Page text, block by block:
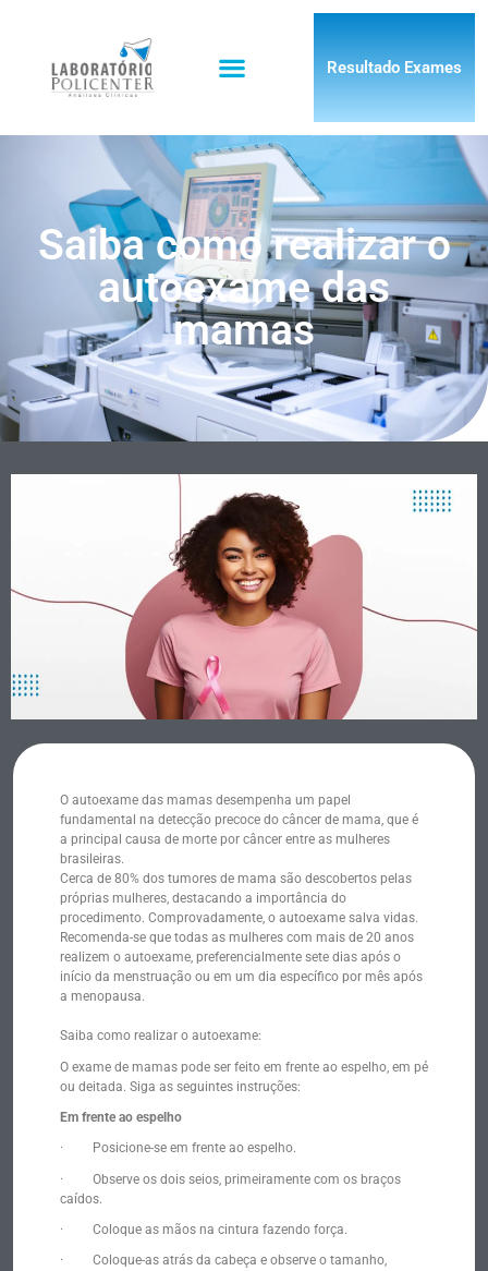
Resultado Exames
Saiba como realizar o
autoexame das
mamas
O autoexame das mamas desempenha um papel
fundamental na detecção precoce do câncer de mama, que é
a principal causa de morte por câncer entre as mulheres
brasileiras.
Cerca de 80% dos tumores de mama são descobertos pelas
próprias mulheres, destacando a importância do
procedimento. Comprovadamente, o autoexame salva vidas.
Recomenda-se que todas as mulheres com mais de 20 anos
realizem o autoexame, preferencialmente sete dias após o
início da menstruação ou em um dia específico por mês após
a menopausa.
Saiba como realizar o autoexame:
O exame de mamas pode ser feito em frente ao espelho, em pé
ou deitada. Siga as seguintes instruções:
Em frente ao espelho
· Posicione-se em frente ao espelho.
· Observe os dois seios, primeiramente com os braços
caídos.
· Coloque as mãos na cintura fazendo força.
· Coloque-as atrás da cabeça e observe o tamanho,